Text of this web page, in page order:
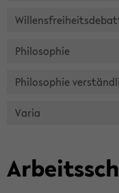
Phi­lo­so­phie
Phi­lo­so­phie
Varia